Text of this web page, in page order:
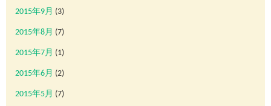
2015年9月 (3)
2015年8月 (7)
2015年7月 (1)
2015年6月 (2)
2015年5月 (7)